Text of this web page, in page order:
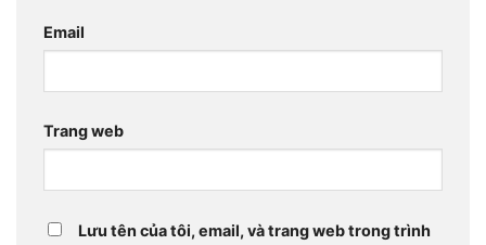
Email
Trang web
Lưu tên của tôi, email, và trang web trong trình